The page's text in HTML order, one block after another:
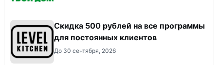
Скидка 500 рублей на все программы
для постоянных клиентов
До 30 сентября, 2026